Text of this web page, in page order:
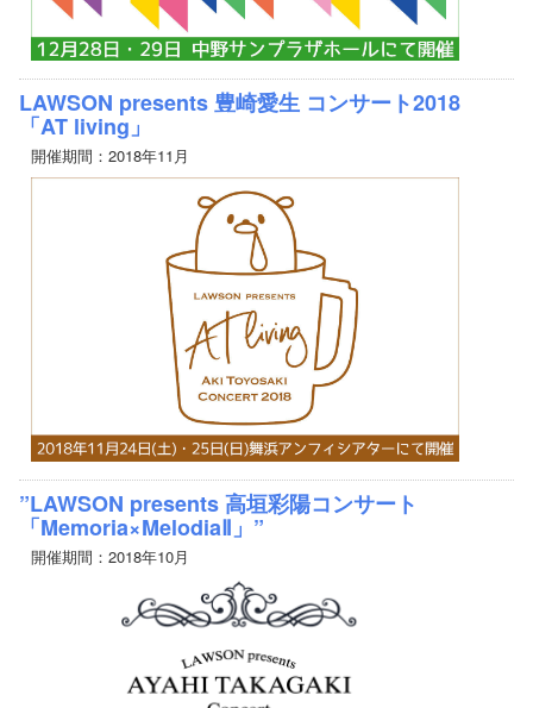
LAWSON presents 豊崎愛生 コンサート2018
「AT living」
開催期間：2018年11月
”LAWSON presents 高垣彩陽コンサート
「Memoria×MelodiaⅡ」”
開催期間：2018年10月